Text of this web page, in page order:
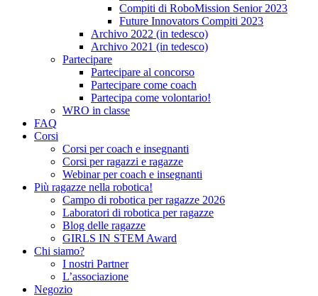
Compiti di RoboMission Senior 2023
Future Innovators Compiti 2023
Archivo 2022 (in tedesco)
Archivo 2021 (in tedesco)
Partecipare
Partecipare al concorso
Partecipare come coach
Partecipa come volontario!
WRO in classe
FAQ
Corsi
Corsi per coach e insegnanti
Corsi per ragazzi e ragazze
Webinar per coach e insegnanti
Più ragazze nella robotica!
Campo di robotica per ragazze 2026
Laboratori di robotica per ragazze
Blog delle ragazze
GIRLS IN STEM Award
Chi siamo?
I nostri Partner
L’associazione
Negozio